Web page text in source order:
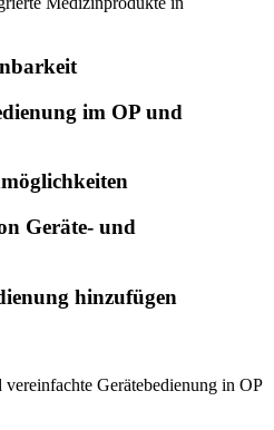
im OP und
Geräte- und
hinzufügen
Gerätebedienung in OP